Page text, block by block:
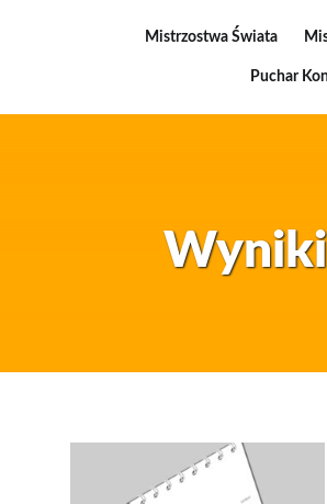
Mistrzostwa Świata
Puchar